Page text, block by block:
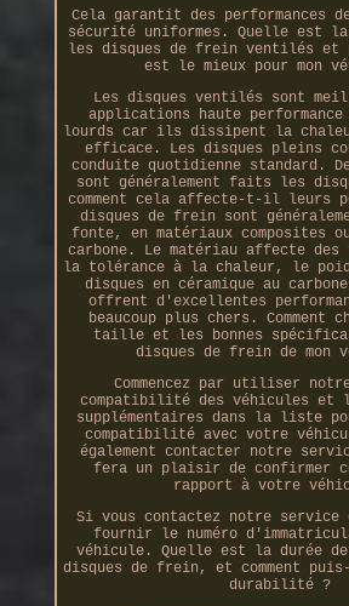
Cela garantit des performances
sécurité uniformes. Quelle est
les disques de frein ventilés
est le mieux pour mon
Les disques ventilés sont
applications haute
lourds car ils dissipent la
efficace. Les disques pleins
conduite quotidienne standard.
sont généralement faits les
comment cela affecte-t-il leurs
disques de frein sont
fonte, en matériaux composites
carbone. Le matériau affecte
la tolérance à la chaleur, le
disques en céramique au
offrent d'excellentes
beaucoup plus chers. Comment
taille et les bonnes
disques de frein de mon
Commencez par utiliser
compatibilité des véhicules et
supplémentaires dans la liste
compatibilité avec votre
également contacter notre
fera un plaisir de confirmer
rapport à votre
Si vous contactez notre
fournir le numéro
véhicule. Quelle est la durée de
disques de frein, et comment
durabilité ?